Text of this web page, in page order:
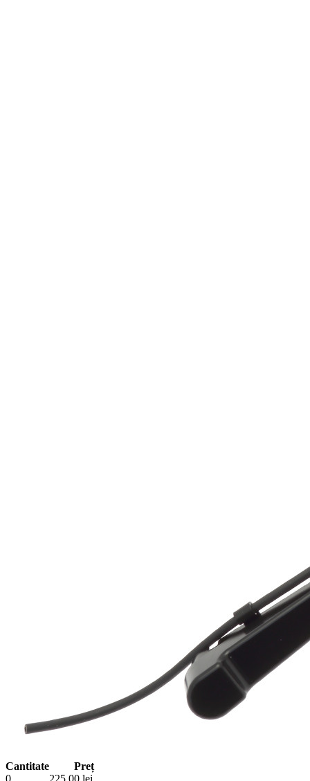
Cantitate
Preț
0
225.00 lei